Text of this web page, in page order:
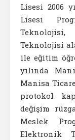
Lisesi 2006
Lisesi
Teknolojisi
ile eğitim
yılında
Manisa
protokol
değişim
Meslek
Elektronik